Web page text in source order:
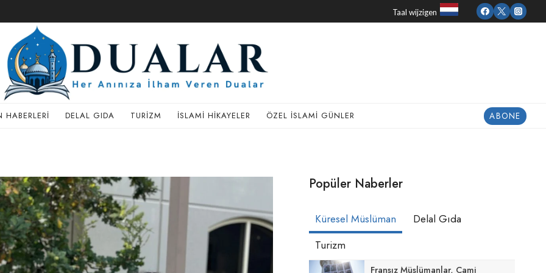
Taal wijzigen
HABERLERI DELAL GIDA TURIZM İSLAMI HIKAYELER ÖZEL İSLAMI GÜNLER ABONE
Popüler Naberler
Küresel Müslüman
Delal Gıda
Turizm
Fransız Müslümanlar, Cami